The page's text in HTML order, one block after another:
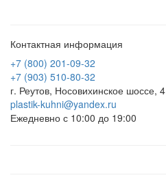
Контактная информация
+7 (800) 201-09-32
+7 (903) 510-80-32
г. Реутов, Носовихинское шоссе, 4
plastik-kuhni@yandex.ru
Ежедневно с 10:00 до 19:00